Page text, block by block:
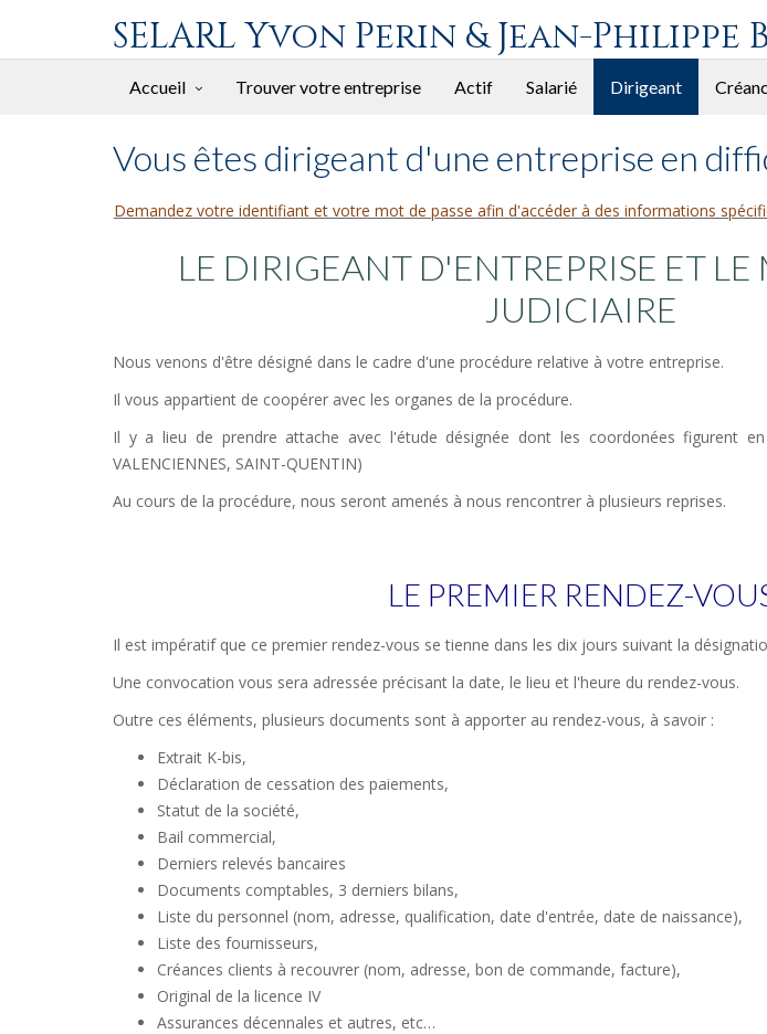
SELARL Yvon Perin & Jean-
Accueil Trouver votre entreprise Actif Salarié Dirigeant
Vous êtes dirigeant d'une entreprise en
Demandez votre identifiant et votre mot de passe afin d'accéder à des informations
LE DIRIGEANT D'ENTREPRISE ET
JUDICIAIRE
Nous venons d'être désigné dans le cadre d'une procédure relative à votre entreprise.
Il vous appartient de coopérer avec les organes de la procédure.
Il y a lieu de prendre attache avec l'étude désignée dont les coordonées figurent en
VALENCIENNES, SAINT-QUENTIN)
Au cours de la procédure, nous seront amenés à nous rencontrer à plusieurs reprises.
LE PREMIER RENDEZ-
Il est impératif que ce premier rendez-vous se tienne dans les dix jours suivant la
Une convocation vous sera adressée précisant la date, le lieu et l'heure du rendez-vous.
Outre ces éléments, plusieurs documents sont à apporter au rendez-vous, à savoir :
Extrait K-bis,
Déclaration de cessation des paiements,
Statut de la société,
Bail commercial,
Derniers relevés bancaires
Documents comptables, 3 derniers bilans,
Liste du personnel (nom, adresse, qualification, date d'entrée, date de naissance),
Liste des fournisseurs,
Créances clients à recouvrer (nom, adresse, bon de commande, facture),
Original de la licence IV
Assurances décennales et autres, etc…